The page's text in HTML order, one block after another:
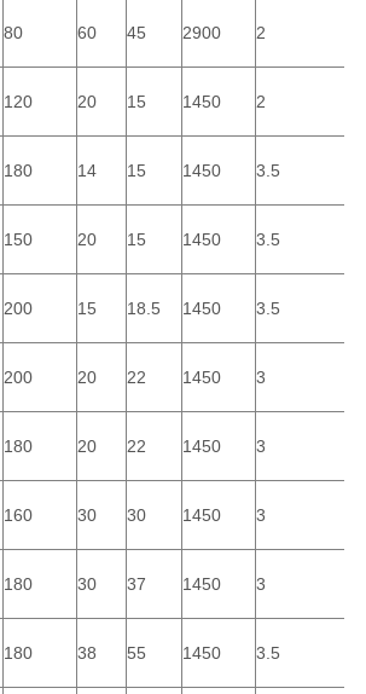
80 60 45 2900 2
120 20 15 1450 2
180 14 15 1450 3.5
150 20 15 1450 3.5
200 15 18.5 1450 3.5
200 20 22 1450 3
180 20 22 1450 3
160 30 30 1450 3
180 30 37 1450 3
180 38 55 1450 3.5